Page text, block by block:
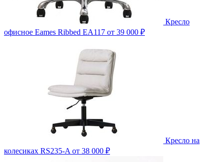
Кресло
офисное Eames Ribbed EA117 от 39 000 ₽
Кресло на
колесиках RS235-A от 38 000 ₽